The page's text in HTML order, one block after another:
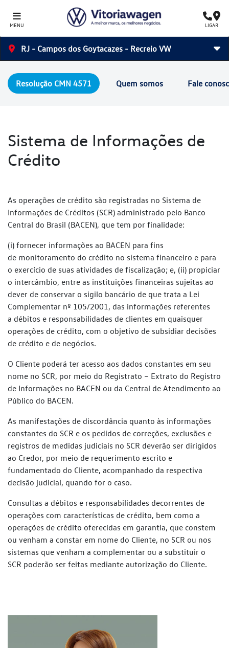
MENU LIGAR
RJ - Campos dos Goytacazes - Recreio VW
Quem somos Fale
Resolução CMN 4571
Sistema de Informações de
Crédito
As operações de crédito são registradas no Sistema de
Informações de Créditos (SCR) administrado pelo Banco
Central do Brasil (BACEN), que tem por finalidade:
(i) fornecer informações ao BACEN para fins
de monitoramento do crédito no sistema financeiro e para
o exercício de suas atividades de fiscalização; e, (ii) propiciar
o intercâmbio, entre as instituições financeiras sujeitas ao
dever de conservar o sigilo bancário de que trata a Lei
Complementar nº 105/2001, das informações referentes
a débitos e responsabilidades de clientes em quaisquer
operações de crédito, com o objetivo de subsidiar decisões
de crédito e de negócios.
O Cliente poderá ter acesso aos dados constantes em seu
nome no SCR, por meio do Registrato – Extrato do Registro
de Informações no BACEN ou da Central de Atendimento ao
Público do BACEN.
As manifestações de discordância quanto às informações
constantes do SCR e os pedidos de correções, exclusões e
registros de medidas judiciais no SCR deverão ser dirigidos
ao Credor, por meio de requerimento escrito e
fundamentado do Cliente, acompanhado da respectiva
decisão judicial, quando for o caso.
Consultas a débitos e responsabilidades decorrentes de
operações com características de crédito, bem como a
operações de crédito oferecidas em garantia, que constem
ou venham a constar em nome do Cliente, no SCR ou nos
sistemas que venham a complementar ou a substituir o
SCR poderão ser feitas mediante autorização do Cliente.